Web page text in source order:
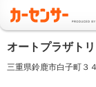
オートプラザト
三重県鈴鹿市白子町３